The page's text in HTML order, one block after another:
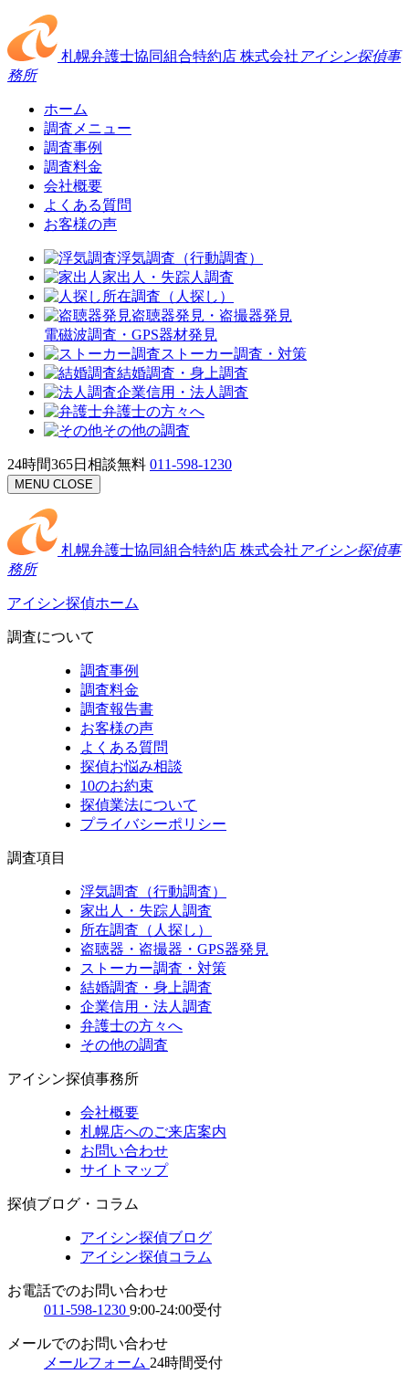
札幌弁護士協同組合特約店 株式会社 アイシン探偵事
務所
ホーム
調査メニュー
調査事例
調査料金
会社概要
よくある質問
お客様の声
浮気調査（行動調査）
家出人・失踪人調査
所在調査（人探し）
盗聴器発見・盗撮器発見
電磁波調査・GPS器材発見
ストーカー調査・対策
結婚調査・身上調査
企業信用・法人調査
弁護士の方々へ
その他の調査
24時間365日相談無料 011-598-1230
MENU CLOSE
札幌弁護士協同組合特約店 株式会社 アイシン探偵事
務所
アイシン探偵ホーム
調査について
調査事例
調査料金
調査報告書
お客様の声
よくある質問
探偵お悩み相談
10のお約束
探偵業法について
プライバシーポリシー
調査項目
浮気調査（行動調査）
家出人・失踪人調査
所在調査（人探し）
盗聴器・盗撮器・GPS器発見
ストーカー調査・対策
結婚調査・身上調査
企業信用・法人調査
弁護士の方々へ
その他の調査
アイシン探偵事務所
会社概要
札幌店へのご来店案内
お問い合わせ
サイトマップ
探偵ブログ・コラム
アイシン探偵ブログ
アイシン探偵コラム
お電話でのお問い合わせ
011-598-1230 9:00-24:00受付
メールでのお問い合わせ
メールフォーム 24時間受付